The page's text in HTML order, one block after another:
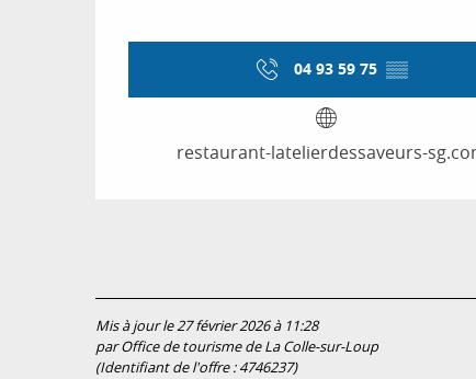
04 93 59 75 ▒▒
restaurant-latelierdessaveurs-
Mis à jour le 27 février 2026 à 11:28
par Office de tourisme de La Colle-sur-Loup
(Identifiant de l'offre :4746237)